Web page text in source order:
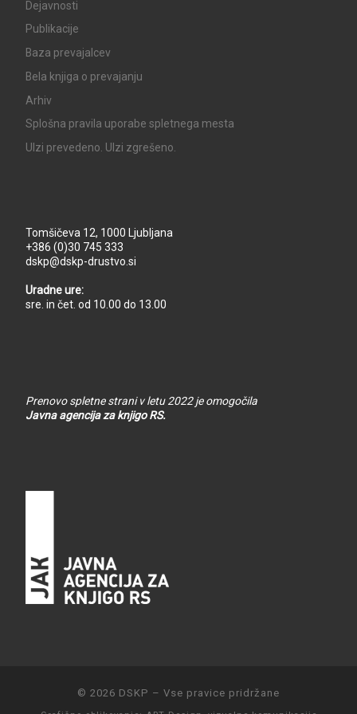
Dejavnosti
Publikacije
Baza prevajalcev
Bela knjiga o prevajanju
Arhiv
Splošna pravila uporabe spletnega mesta
UIzi prevedeno. UIzi zgrešeno.
Tomšičeva 12, 1000 Ljubljana
+386 (0)30 745 333
dskp@dskp-drustvo.si
Uradne ure:
sre. in čet. od 10.00 do 13.00
Prenovo spletne strani v letu 2022 je omogočila
Javna agencija za knjigo RS.
© 2026 DSKP – Vse pravice pridržane